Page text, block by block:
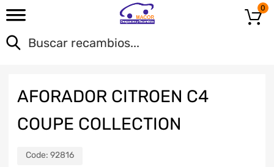
0
AFORADOR CITROEN C4
COUPE COLLECTION
Code: 92816